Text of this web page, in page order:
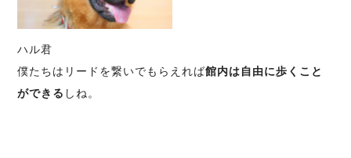
ハル君
僕たちはリードを繋いでもらえれば館内は自由に歩くこと
ができる しね。